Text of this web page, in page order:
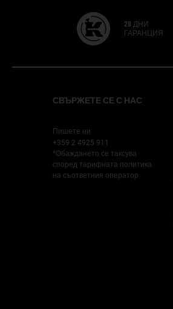
28 ДНИ
ГАРАНЦИЯ
СВЪРЖЕТЕ СЕ С НАС
Пишете ни
+359 2 4925 911
*Обаждането се таксува
според тарифната политика
на съответния оператор